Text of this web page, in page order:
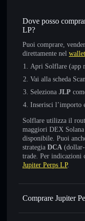
Dove posso
LP?
Puoi comprare,
direttamente nel
Apri Solflare (app
Vai alla scheda
Seleziona JLP
Inserisci l’importo
Solflare utilizza il
maggiori DEX
disponibile. Puoi
strategia DCA
trade. Per indicazioni
Jupiter Perps LP.
Comprare Jupiter
Jupiter Perps LP